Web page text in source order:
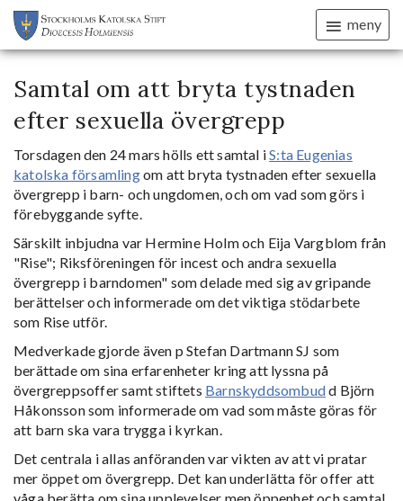
meny
Samtal om att bryta tystnaden
efter sexuella övergrepp
Torsdagen den 24 mars hölls ett samtal iS:ta Eugenias
katolska församlingom att bryta tystnaden efter sexuella
övergrepp i barn- och ungdomen, och om vad som görs i
förebyggande syfte.
Särskilt inbjudna var Hermine Holm och Eija Vargblom från
"Rise"; Riksföreningen för incest och andra sexuella
övergrepp i barndomen" som delade med sig av gripande
berättelser och informerade om det viktiga stödarbete
som Rise utför.
Medverkade gjorde även p Stefan Dartmann SJ som
berättade om sina erfarenheter kring att lyssna på
övergreppsoffer samt stiftets Barnskyddsombudd Björn
Håkonsson som informerade om vad som måste göras för
att barn ska vara trygga i kyrkan.
Det centrala i allas anföranden var vikten av att vi pratar
mer öppet om övergrepp. Det kan underlätta för offer att